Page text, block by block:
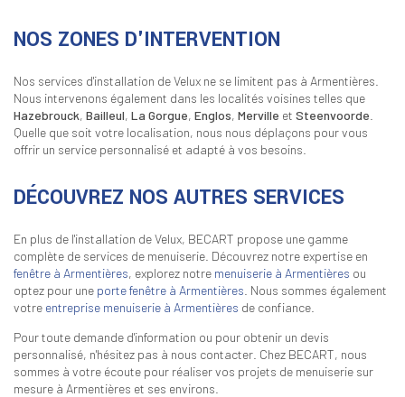
NOS ZONES D'INTERVENTION
Nos services d'installation de Velux ne se limitent pas à Armentières.
Nous intervenons également dans les localités voisines telles que
Hazebrouck, Bailleul, La Gorgue, Englos, Merville et Steenvoorde
Quelle que soit votre localisation, nous nous déplaçons pour vous
offrir un service personnalisé et adapté à vos besoins.
DÉCOUVREZ NOS AUTRES SERVICES
En plus de l'installation de Velux, BECART propose une gamme
complète de services de menuiserie. Découvrez notre expertise en
fenêtre à Armentières, explorez notre menuiserie à Armentières ou
optez pour une porte fenêtre à Armentières . Nous sommes également
votre entreprise menuiserie à Armentières de confiance.
Pour toute demande d'information ou pour obtenir un devis
personnalisé, n'hésitez pas à nous contacter. Chez BECART, nous
sommes à votre écoute pour réaliser vos projets de menuiserie sur
mesure à Armentières et ses environs.